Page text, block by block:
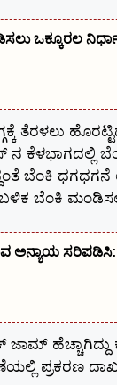
ಒಕ್ಕೂರಲ
ತೆರಳಲು
ಕೆಳಭಾಗದಲ್ಲಿ
ಬೆಂಕಿ
ಬಳಿಕ ಬೆಂಕಿ
ಅನ್ಯಾಯ
ಹೆಚ್ಚಾಗಿದ್ದು
ಪ್ರಕರಣ